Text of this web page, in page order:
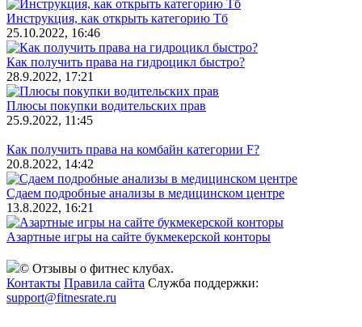
Инструкция, как открыть категорию Тб
25.10.2022, 16:46
Как получить права на гидроцикл быстро?
28.9.2022, 17:21
Плюсы покупки водительских прав
25.9.2022, 11:45
Как получить права на комбайн категории F?
20.8.2022, 14:42
Сдаем подробные анализы в медицинском центре
13.8.2022, 16:21
Азартные игры на сайте букмекерской конторы
© Отзывы о фитнес клубах.
Контакты Правила сайта Служба поддержки:
support@fitnesrate.ru